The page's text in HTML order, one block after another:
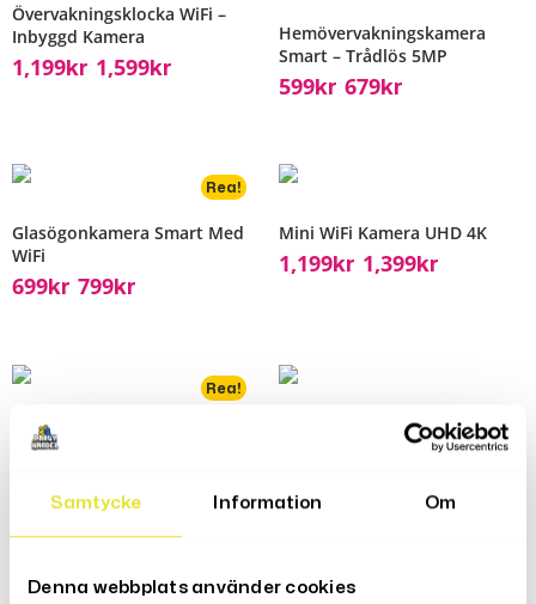
Samtycke Information Om
Denna webbplats använder cookies
Övervakningsklocka WiFi –
Inbyggd Kamera
1,199Kr 1,599Kr
Hemövervakningskamera
Smart – Trådlös 5MP
599Kr 679Kr
Rea!
Glasögonkamera Smart Med
WiFi
699Kr 799Kr
Mini WiFi Kamera UHD 4K
1,199Kr 1,399Kr
Rea!
Luftfuktare Med HD WiFi-
Kamera
Mini USB Kamera 1080P HD